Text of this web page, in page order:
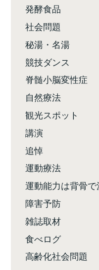
発酵食品
社会問題
秘湯・名湯
競技ダンス
脊髄小脳変性症
自然療法
観光スポット
講演
追悼
運動療法
運動能力は背骨で
障害予防
雑誌取材
食べログ
高齢化社会問題